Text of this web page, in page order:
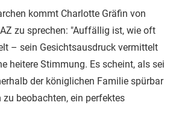
kommt Charlotte Gräfin von
zu sprechen: "Auffällig ist, wie oft
– sein Gesichtsausdruck vermittelt
heitere Stimmung. Es scheint, als sei
der königlichen Familie spürbar
beobachten, ein perfektes